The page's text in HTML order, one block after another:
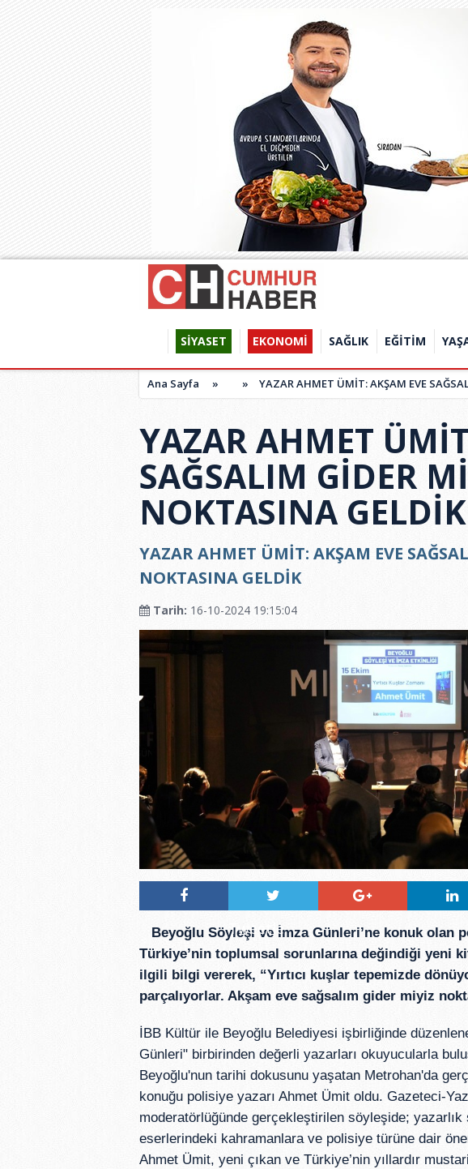
SİYASET EKONOMİ SAĞLIK EĞİTİM
Ana Sayfa » » YAZAR AHMET ÜMİT: AKŞAM EVE
YAZAR AHMET
SAĞSALIM GİDER
NOKTASINA GELDİK
YAZAR AHMET ÜMİT: AKŞAM EVE
NOKTASINA GELDİK
Tarih: 16-10-2024 19:15:04
Tweetle
Beyoğlu Söyleşi ve İmza Günleri’ne konuk olan
Türkiye’nin toplumsal sorunlarına değindiği yeni
ilgili bilgi vererek, “Yırtıcı kuşlar tepemizde
parçalıyorlar. Akşam eve sağsalım gider miyiz
İBB Kültür ile Beyoğlu Belediyesi işbirliğinde
Günleri" birbirinden değerli yazarları okuyucularla
Beyoğlu'nun tarihi dokusunu yaşatan Metrohan'da
konuğu polisiye yazarı Ahmet Ümit oldu. Gazeteci-
moderatörlüğünde gerçekleştirilen söyleşide;
eserlerindeki kahramanlara ve polisiye türüne dair
Ahmet Ümit, yeni çıkan ve Türkiye’nin yıllardır